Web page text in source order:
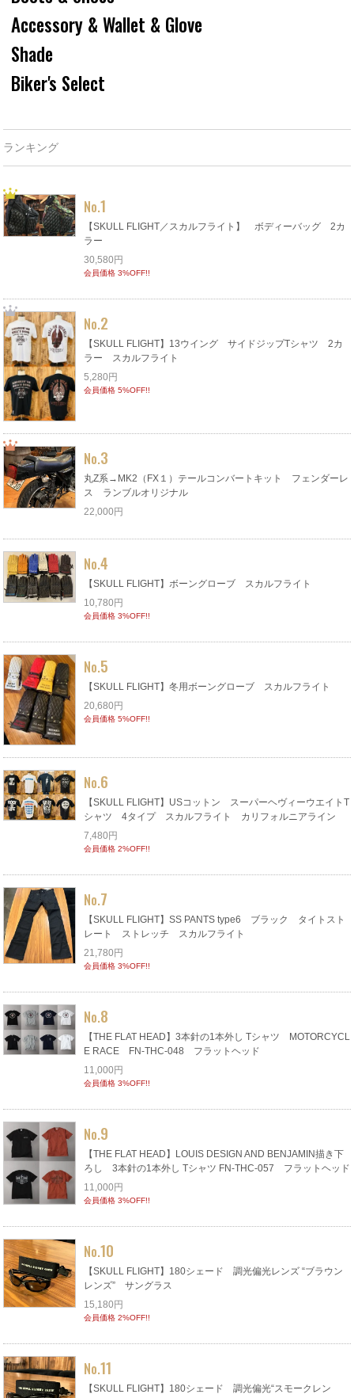
Accessory & Wallet & Glove
Shade
Biker's Select
ランキング
No.1
【SKULL FLIGHT／スカルフライト】 ボディーバッグ 2カ
ラー
30,580円
会員価格 3%OFF!!
No.2
【SKULL FLIGHT】13ウイング サイドジップTシャツ 2カ
ラー スカルフライト
5,280円
会員価格 5%OFF!!
No.3
丸Z系→MK2（FX１）テールコンバートキット フェンダーレ
ス ランブルオリジナル
22,000円
No.4
【SKULL FLIGHT】ボーングローブ スカルフライト
10,780円
会員価格 3%OFF!!
No.5
【SKULL FLIGHT】冬用ボーングローブ スカルフライト
20,680円
会員価格 5%OFF!!
No.6
【SKULL FLIGHT】USコットン スーパーヘヴィーウエイトT
シャツ 4タイプ スカルフライト カリフォルニアライン
7,480円
会員価格 2%OFF!!
No.7
【SKULL FLIGHT】SS PANTS type6 ブラック タイトスト
レート ストレッチ スカルフライト
21,780円
会員価格 3%OFF!!
No.8
【THE FLAT HEAD】3本針の1本外し Tシャツ MOTORCYCL
E RACE FN-THC-048 フラットヘッド
11,000円
会員価格 3%OFF!!
No.9
【THE FLAT HEAD】LOUIS DESIGN AND BENJAMIN描き下
ろし 3本針の1本外し Tシャツ FN-THC-057 フラットヘッド
11,000円
会員価格 3%OFF!!
No.10
【SKULL FLIGHT】180シェード 調光偏光レンズ “ブラウン
レンズ” サングラス
15,180円
会員価格 2%OFF!!
No.11
【SKULL FLIGHT】180シェード 調光偏光“スモークレン